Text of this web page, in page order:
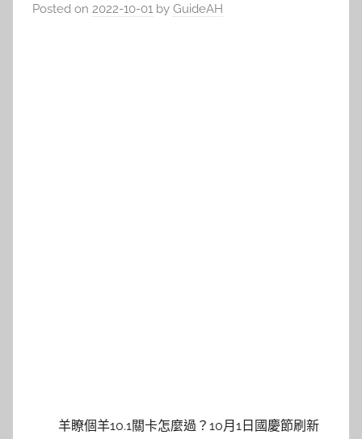
Posted on 2022-10-01 by GuideAH
羊瞭個羊10.1關卡怎麼過？10月1日國慶節刷新